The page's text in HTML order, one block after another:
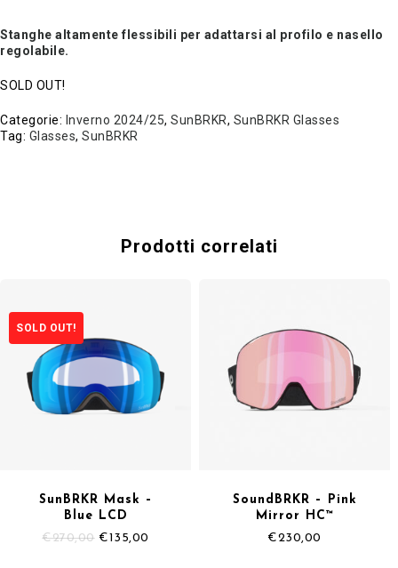
Stanghe altamente flessibili per adattarsi al profilo e nasello
regolabile.
SOLD OUT!
Categorie: Inverno 2024/25, SunBRKR, SunBRKR Glasses
Tag: Glasses, SunBRKR
Prodotti correlati
SOLD OUT!
SunBRKR Mask –
Blue LCD
€270,00 Il
€135,00
SoundBRKR – Pink
Mirror HC™
€230,00